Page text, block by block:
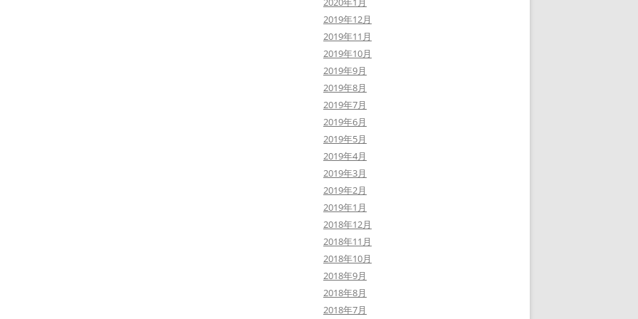
2019年12月
2019年11月
2019年10月
2019年9月
2019年8月
2019年7月
2019年6月
2019年5月
2019年4月
2019年3月
2019年2月
2019年1月
2018年12月
2018年11月
2018年10月
2018年9月
2018年8月
2018年7月